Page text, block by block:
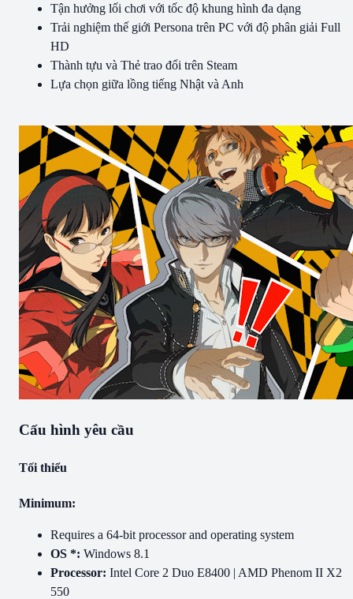
Tận hưởng lối chơi với tốc độ khung hình đa dạng
Trải nghiệm thế giới Persona trên PC với độ phân giải Full
HD
Thành tựu và Thẻ trao đổi trên Steam
Lựa chọn giữa lồng tiếng Nhật và Anh
Cấu hình yêu cầu
Tối thiểu
Minimum:
Requires a 64-bit processor and operating system
OS *: Windows 8.1
Processor: Intel Core 2 Duo E8400 | AMD Phenom II X2
550